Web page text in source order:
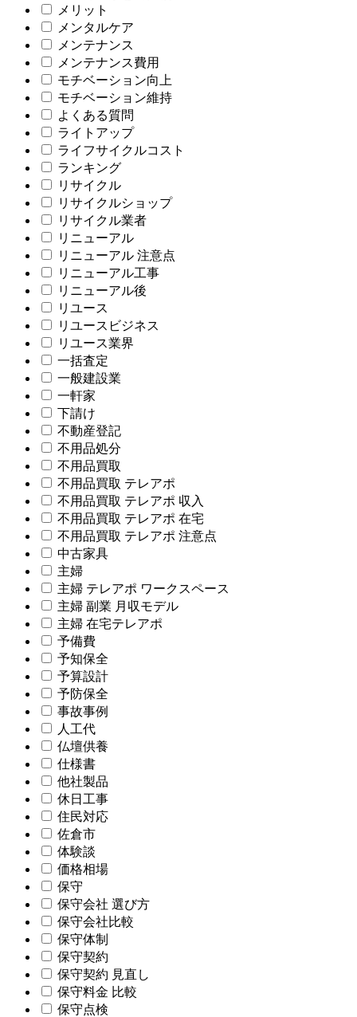
メリット
メンタルケア
メンテナンス
メンテナンス費用
モチベーション向上
モチベーション維持
よくある質問
ライトアップ
ライフサイクルコスト
ランキング
リサイクル
リサイクルショップ
リサイクル業者
リニューアル
リニューアル 注意点
リニューアル工事
リニューアル後
リユース
リユースビジネス
リユース業界
一括査定
一般建設業
一軒家
下請け
不動産登記
不用品処分
不用品買取
不用品買取 テレアポ
不用品買取 テレアポ 収入
不用品買取 テレアポ 在宅
不用品買取 テレアポ 注意点
中古家具
主婦
主婦 テレアポ ワークスペース
主婦 副業 月収モデル
主婦 在宅テレアポ
予備費
予知保全
予算設計
予防保全
事故事例
人工代
仏壇供養
仕様書
他社製品
休日工事
住民対応
佐倉市
体験談
価格相場
保守
保守会社 選び方
保守会社比較
保守体制
保守契約
保守契約 見直し
保守料金 比較
保守点検